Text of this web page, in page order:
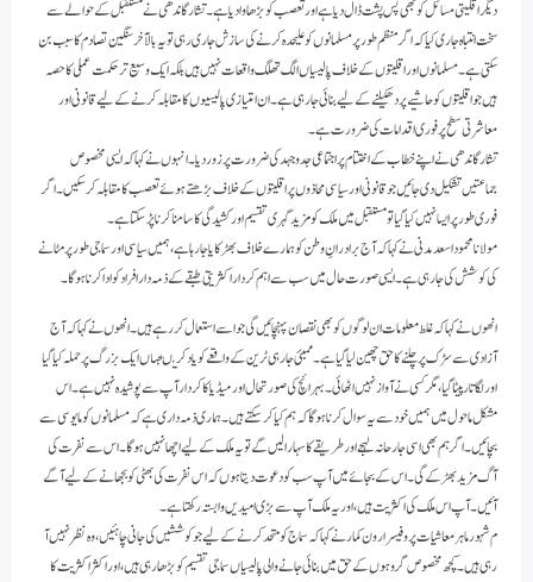
دیگر اقلیتی مسائل کو بھی پس پشت ڈال دیا ہے اور تعصب کو بڑھاوا دیا ہے۔تشار گاندھی نے مستقبل کے حوالے سے
سخت انتباہ جاری کیا کہ اگر منظم طور پر مسلمانوں کوعلیحدہ کرنے کی سازش جاری رہی تو یہ بالآخر سنگین تصادم کا سبب بن
سکتی ہے۔ مسلمانوں اور اقلیتوں کے خلاف پالیسیاں الگ تھلگ واقعات نہیں ہیں بلکہ ایک وسیع تر حکمت عملی کا حصہ
ہیں جو اقلیتوں کو حاشیے پر دھکیلنے کے لیے بنائی جا رہی ہے۔ ان امتیازی پالیسیوں کا مقابلہ کرنے کے لیے قانونی اور
معاشرتی سطح پر فوری اقدامات کی ضرورت ہے۔
تشار گاندھی نے اپنے خطاب کے اختتام پر اجتماعی جد وجہد کی ضرورت پر زور دیا۔ انہوں نے کہا کہ ایسی مخصوص
جماعتیں تشکیل دی جائیں جو قانونی اور سیاسی محاذوں پر اقلیتوں کے خلاف بڑھتے ہوئے تعصب کا مقابلہ کر سکیں۔ اگر
فوری طور پر ایسا نہیں کیا گیا تو مستقبل میں ملک کو مزید گہری تقسیم اور کشیدگی کا سامنا کرنا پڑ سکتا ہے۔
مولانا محمود اسعد مدنی نے کہا کہ آج برادرانِ وطن کو ہمارے خلاف بھڑکایا جا رہا ہے، ہمیں سیاسی اور سماجی طور پر مٹانے
کی کوشش کی جا رہی ہے۔ ایسی صورت حال میں سب سے اہم کردار اکثریتی طبقے کے ذمہ دار افراد کو ادا کرنا ہوگا۔
انھوں نے کہا کہ غلط معلومات ان لوگوں کو بھی نقصان پہنچائیں گی جو اسے استعمال کر رہے ہیں۔ انھوں نے کہا کہ آج
آزادی سے سڑک پر چلنے کا حق چھین لیا گیا ہے۔ ممبئی جارہی ٹرین کے واقعے کویاد کریںجہاں ایک بزرگ پر حملہ کیا گیا
اور لگاتار پیٹا گیا، مگر کسی نے آواز نہیں اٹھائی۔ بہرائچ کی صورتحال اور میڈیا کا کردار آپ سے پوشیدہ نہیں ہے۔اس
مشکل ماحول میں ہمیں خود سے یہ سوال کرنا ہوگا کہ ہم کیا کر سکتے ہیں۔ ہماری ذمہ داری ہے کہ مسلمانوں کو مایوسی سے
بچائیں۔ اگر ہم بھی اسی جارحانہ لہجے اور طریقے کا سہارا لیں گے تو یہ ملک کے لیے اچھا نہیں ہوگا۔ اس سے نفرت کی
آگ مزید بھڑکے گی۔ اس کے بجائے میں آپ سب کو دعوت دیتا ہوں کہ اس نفرت کی بھٹی کو بجھانے کے لیے آگے
آئیں۔ آپ اس ملک کی اکثریت ہیں، اور یہ ملک آپ سے بڑی امیدیں وابستہ رکھتا ہے۔
م شہور ماہر معاشیات پروفیسر ارون کمار نے کہا کہ سماج کو متحد کرنے کے لیے جو کوششیں کی جانی چاہئیں، وہ نظر نہیں آ
رہی ہیں۔ کچھ مخصوص گروہوں کے حق میں بنائی جانے والی پالیسیاں سماجی تقسیم کو بڑھا رہی ہیں، اور اکثر اکثریت کا